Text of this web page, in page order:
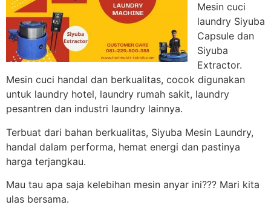
Mesin cuci
laundry Siyuba
Capsule dan
Siyuba
Extractor.
Mesin cuci handal dan berkualitas, cocok digunakan
untuk laundry hotel, laundry rumah sakit, laundry
pesantren dan industri laundry lainnya.
Terbuat dari bahan berkualitas, Siyuba Mesin Laundry,
handal dalam performa, hemat energi dan pastinya
harga terjangkau.
Mau tau apa saja kelebihan mesin anyar ini??? Mari kita
ulas bersama.